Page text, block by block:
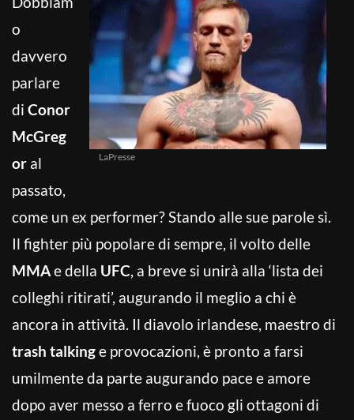
LaPresse
o
davvero
parlare
di Conor
McGreg
or al
passato,
come un ex performer? Stando alle sue parole sì.
Il fighter più popolare di sempre, il volto delle
MMAe della UFC, a breve si unirà alla ‘lista dei
colleghi ritirati’, augurando il meglio a chi è
ancora in attività. Il diavolo irlandese, maestro di
trash talkinge provocazioni, è pronto a farsi
umilmente da parte augurando pace e amore
dopo aver messo a ferro e fuoco gli ottagoni di